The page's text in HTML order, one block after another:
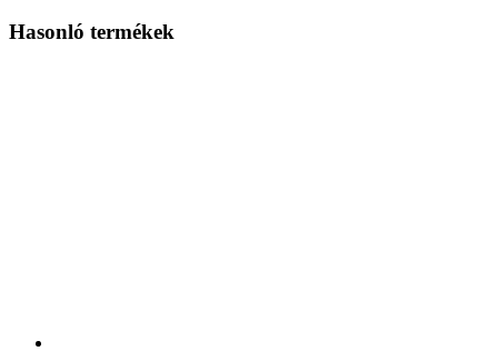
Hasonló termékek